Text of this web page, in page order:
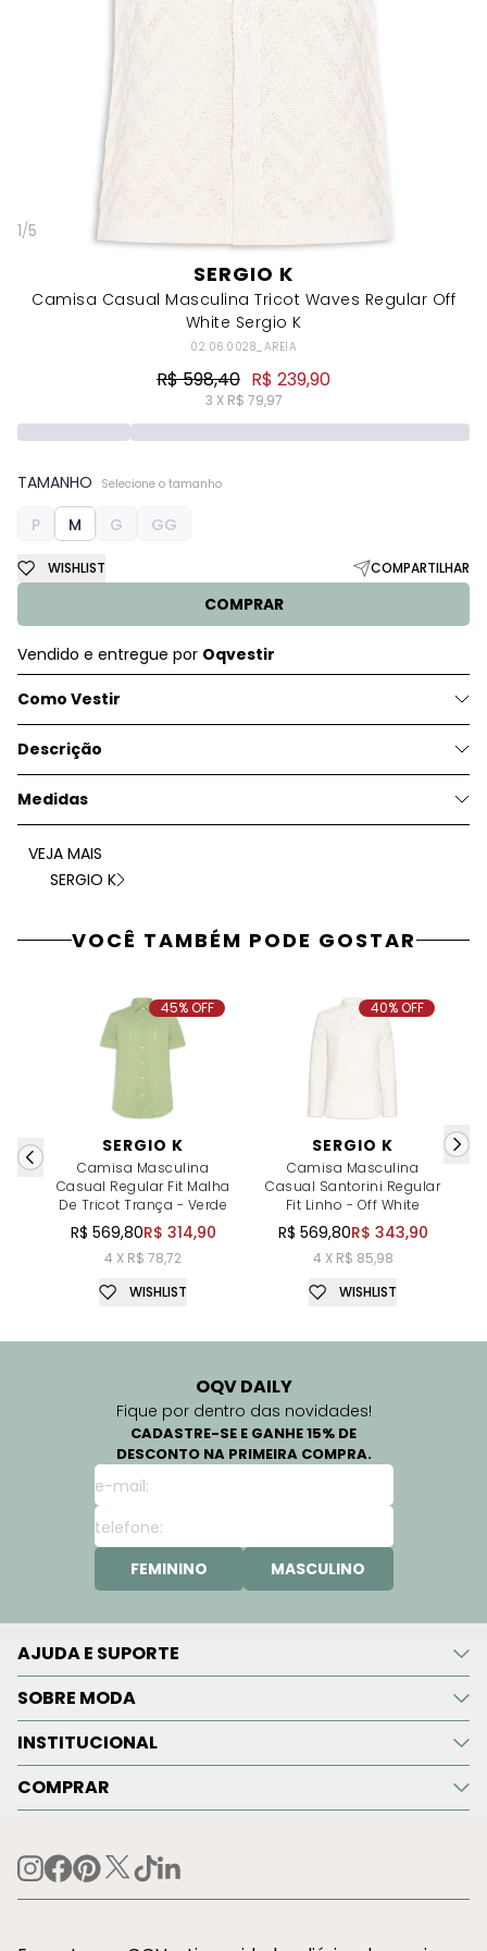
1/5
SERGIO K
Camisa Casual Masculina Tricot Waves Regular Off
White Sergio K
02.06.0028_AREIA
R$ 598,40 R$ 239,90
3 X R$ 79,97
TAMANHO Selecione o tamanho
P M G GG
COMPRAR
WISHLIST COMPARTILHAR
Vendido e entregue por Oqvestir
Como Vestir
Descrição
Medidas
VEJA MAIS
SERGIO K
VOCÊ TAMBÉM PODE GOSTAR
SERGIO K
Camisa Masculina
Casual Regular Fit Malha
De Tricot Trança - Verde
R$ 569,80R$ 314,90
4 X R$ 78,72
45% OFF
WISHLIST
SERGIO K
Camisa Masculina
Casual Santorini Regular
Fit Linho - Off White
R$ 569,80R$ 343,90
4 X R$ 85,98
40% OFF
WISHLIST
OQV DAILY
Fique por dentro das novidades!
CADASTRE-SE E GANHE 15% DE
DESCONTO NA PRIMEIRA COMPRA.
FEMININO MASCULINO
AJUDA E SUPORTE
SOBRE MODA
INSTITUCIONAL
COMPRAR